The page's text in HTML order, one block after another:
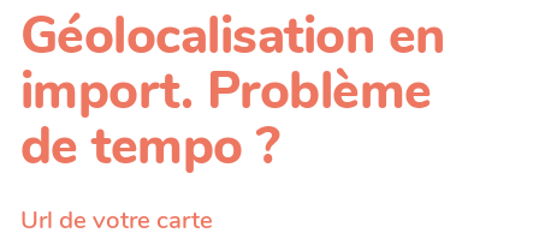
Géolocalisation en
import. Problème
de tempo ?
Url de votre carte